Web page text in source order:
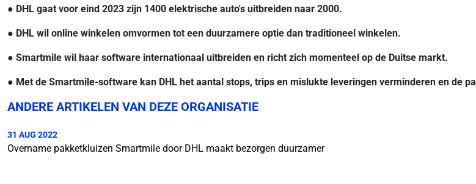
● DHL gaat voor eind 2023 zijn 1400 elektrische auto's uitbreiden naar 2000.
● DHL wil online winkelen omvormen tot een duurzamere optie dan traditioneel winkelen.
● Smartmile wil haar software internationaal uitbreiden en richt zich momenteel op de Duitse markt.
● Met de Smartmile-software kan DHL het aantal stops, trips en mislukte leveringen verminderen en de
ANDERE ARTIKELEN VAN DEZE ORGANISATIE
31 AUG 2022
Overname pakketkluizen Smartmile door DHL maakt bezorgen duurzamer